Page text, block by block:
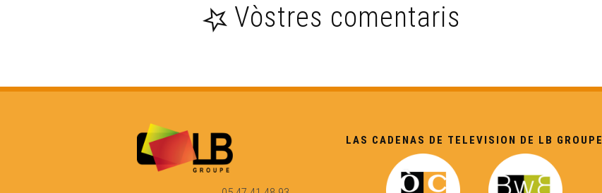
Vòstres comentaris
LAS CADENAS DE TELEVISION DE LB GROUPE